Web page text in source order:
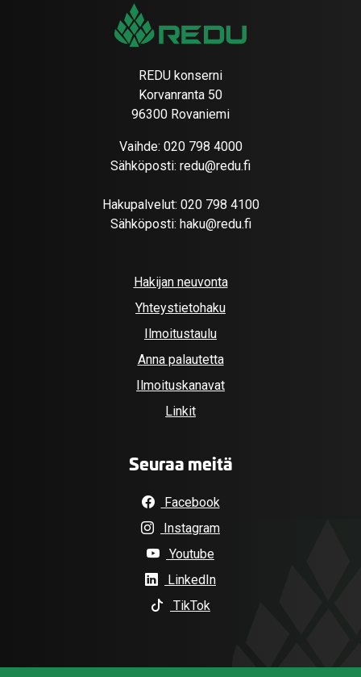
REDU konserni
Korvanranta 50
96300 Rovaniemi
Vaihde: 020 798 4000
Sähköposti: redu@redu.fi
Hakupalvelut: 020 798 4100
Sähköposti: haku@redu.fi
Hakijan neuvonta
Yhteystietohaku
Ilmoitustaulu
Anna palautetta
Ilmoituskanavat
Linkit
Seuraa meitä
Facebook
Instagram
Youtube
LinkedIn
TikTok